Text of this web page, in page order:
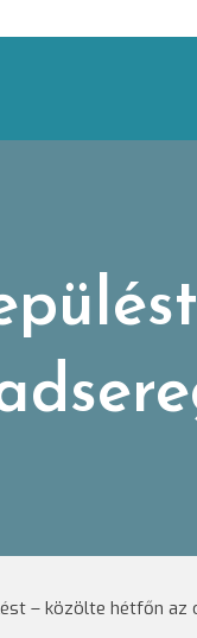
– közölte hétfőn az